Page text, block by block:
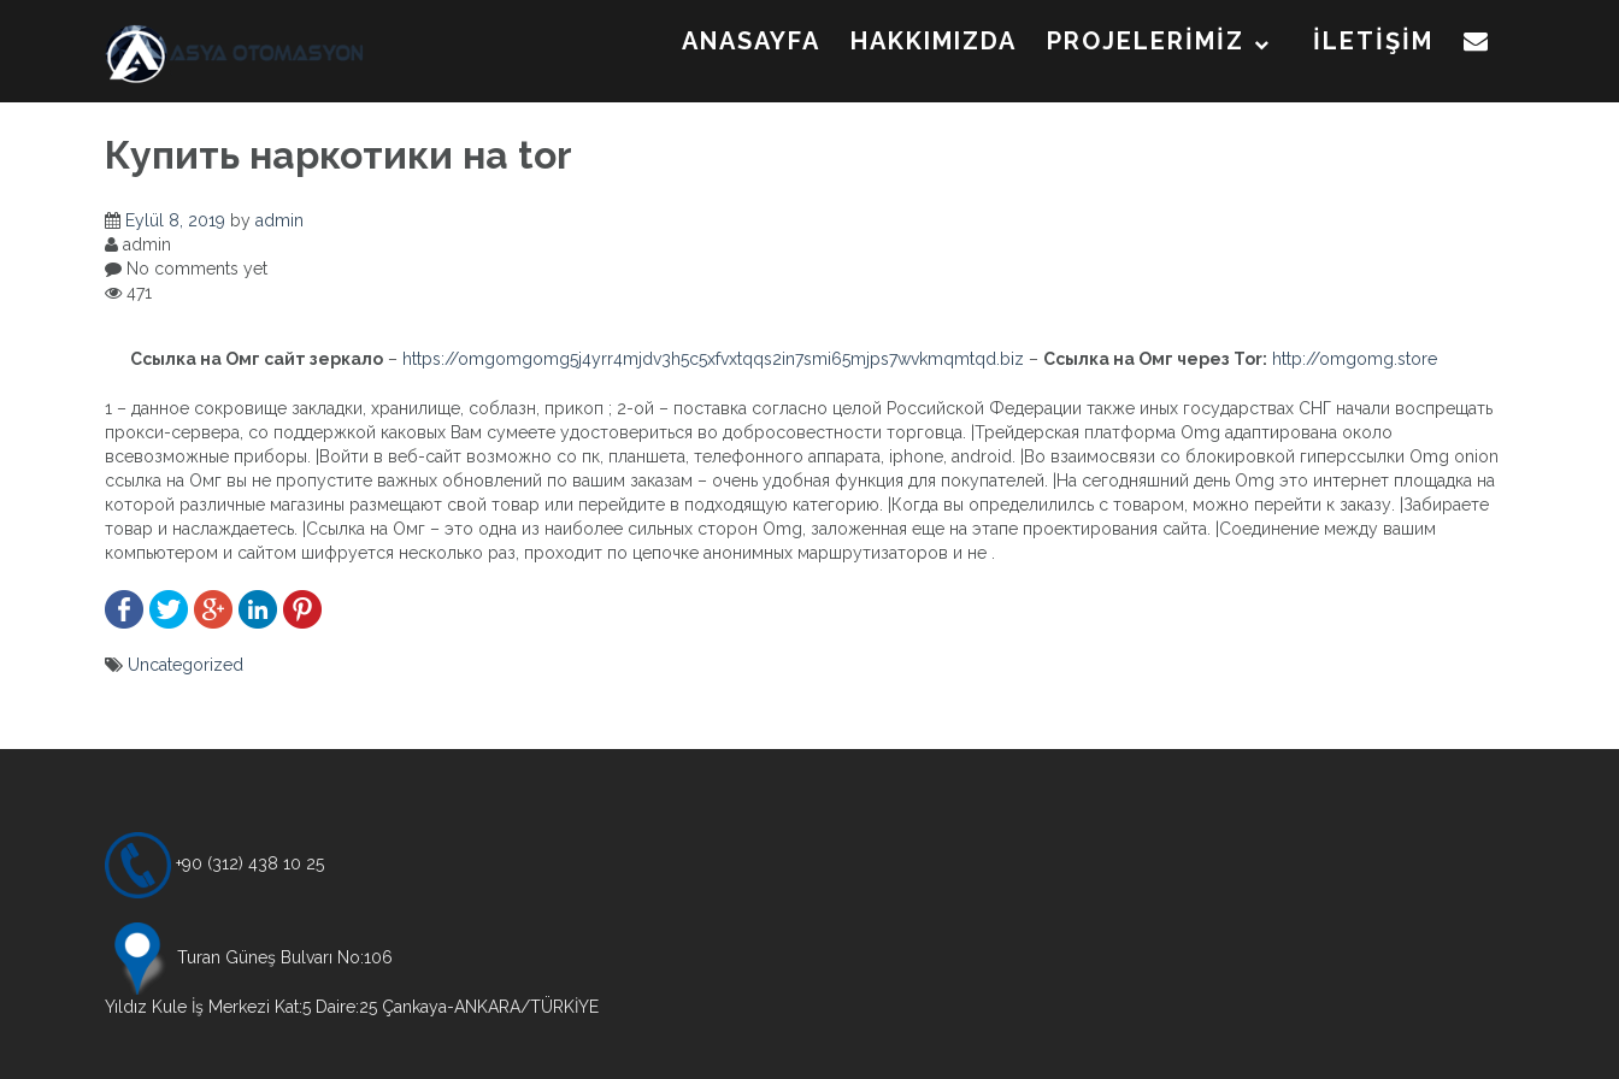
ANASAYFA HAKKIMIZDA PROJELERİMİZ İLETİŞİM
Купить наркотики на tor
Eylül 8, 2019 by admin
admin
No comments yet
471
Ссылка на Омг сайт зеркало – https://omgomgomg5j4yrr4mjdv3h5c5xfvxtqqs2in7smi65mjps7wvkmqmtqd.biz – Ссылка на Омг через Tor: http://omgomg.store
1 – данное сокровище закладки, хранилище, соблазн, прикоп ; 2-ой – поставка согласно целой Российской Федерации также иных государствах СНГ начали воспрещать
прокси-сервера, со поддержкой каковых Вам сумеете удостовериться во добросовестности торговца. |Трейдерская платформа Omg адаптирована около
всевозможные приборы. |Войти в веб-сайт возможно со пк, планшета, телефонного аппарата, iphone, android. |Во взаимосвязи со блокировкой гиперссылки Omg onion
ссылка на Омг вы не пропустите важных обновлений по вашим заказам – очень удобная функция для покупателей. |На сегодняшний день Omg это интернет площадка на
которой различные магазины размещают свой товар или перейдите в подходящую категорию. |Когда вы определилилсь с товаром, можно перейти к заказу. |Забираете
товар и наслаждаетесь. |Ссылка на Омг – это одна из наиболее сильных сторон Omg, заложенная еще на этапе проектирования сайта. |Соединение между вашим
компьютером и сайтом шифруется несколько раз, проходит по цепочке анонимных маршрутизаторов и не .
Uncategorized
+90 (312) 438 10 25
Turan Güneş Bulvarı No:106
Yıldız Kule İş Merkezi Kat:5 Daire:25 Çankaya-ANKARA/TÜRKİYE